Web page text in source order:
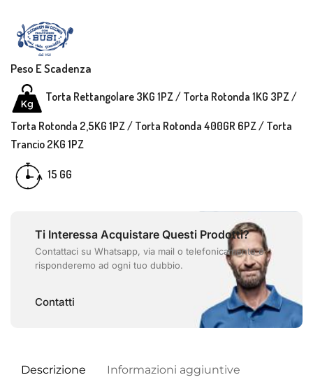
Peso E Scadenza
Torta Rettangolare 3KG 1PZ / Torta Rotonda 1KG 3PZ /
Torta Rotonda 2,5KG 1PZ / Torta Rotonda 400GR 6PZ / Torta
Trancio 2KG 1PZ
15 GG
Ti Interessa Acquistare Questi Prodotti?
Contattaci su Whatsapp, via mail o telefonicamente e
risponderemo ad ogni tuo dubbio.
Contatti
Descrizione Informazioni aggiuntive